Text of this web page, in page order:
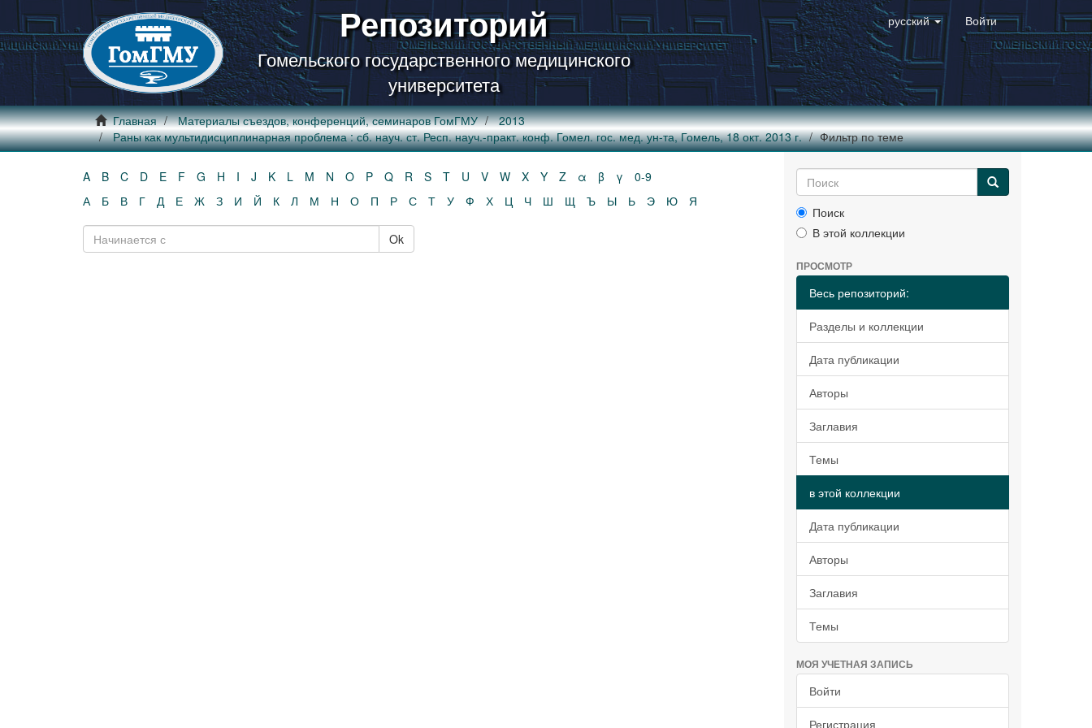
Репозиторий
Гомельского государственного медицинского
университета
русский Войти
Главная Материалы съездов, конференций, семинаров ГомГМУ
2013
Раны как мультидисциплинарная проблема : сб. науч. ст. Респ. науч.-практ. конф. Гомел. гос. мед. ун-та, Гомель, 18 окт. 2013 г.
Фильтр по теме
A B C D E F G H I J K L M N O P Q R S T U V W X Y Z α β γ
0-9
А
Б В Г Д Е Ж З И Й К Л М Н О П Р С Т У Ф Х Ц Ч Ш Щ Ъ Ы Ь Э Ю Я
Ok
Поиск
В этой коллекции
ПРОСМОТР
Весь репозиторий:
Разделы и коллекции
Дата публикации
Авторы
Заглавия
Темы
в этой коллекции
Дата публикации
Авторы
Заглавия
Темы
МОЯ УЧЕТНАЯ ЗАПИСЬ
Войти
Регистрация